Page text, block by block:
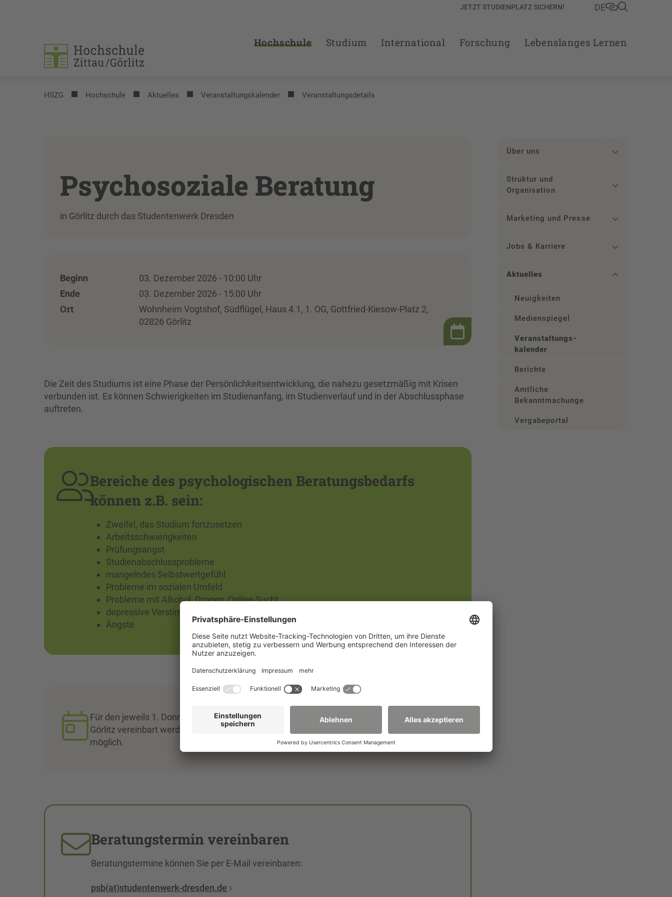
JETZT STUDIENPLATZ SICHERN! DE
Hochschule Studium International Forschung Lebenslanges Lernen
HSZG Hochschule Aktuelles Veranstaltungs­kalender Veranstaltungsdetails
Psychosoziale Beratung
in Görlitz durch das Studentenwerk Dresden
Beginn
03. Dezember 2026 - 10:00 Uhr
Ende
03. Dezember 2026 - 15:00 Uhr
Ort
Wohnheim Vogtshof, Südflügel, Haus 4.1, 1. OG, Gottfried-Kiesow-Platz 2,
02826 Görlitz
Die Zeit des Studiums ist eine Phase der Persönlichkeitsentwicklung, die nahezu gesetzmäßig mit Krisen
verbunden ist. Es können Schwierigkeiten im Studienanfang, im Studienverlauf und in der Abschlussphase
auftreten.
Bereiche des psychologischen Beratungsbedarfs
können z.B. sein:
Zweifel, das Studium fortzusetzen
Arbeitsschwierigkeiten
Prüfungsangst
Studienabschlussprobleme
mangelndes Selbstwertgefühl
Probleme im sozialen Umfeld
Probleme mit Alkohol, Drogen, Online-Sucht
depressive Verstimmungen
Ängste
Für den jeweils 1. Donnerstag im Monat können persönliche Beratungstermine vor Ort in
Görlitz vereinbart werden. Beratungstermine sind auch in Dresden, per Video oder Telefon
möglich.
Beratungstermin vereinbaren
Beratungstermine können Sie per E-Mail vereinbaren:
psb(at)studentenwerk-dresden.de
Über uns
Struktur und
Organisation
Marketing und Presse
Jobs & Karriere
Aktuelles
Neuigkeiten
Medienspiegel
Veranstaltungs­
kalender
Berichte
Amtliche
Bekanntmachungen
Vergabeportal